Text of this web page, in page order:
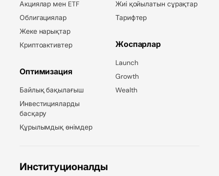
Акциялар мен ETF
Облигациялар
Жеке нарықтар
Криптоактивтер
Оптимизация
Байлық бақылағыш
Инвестицияларды
басқару
Құрылымдық өнімдер
Жиі қойылатын сұрақтар
Тарифтер
Жоспарлар
Launch
Growth
Wealth
Институционалды